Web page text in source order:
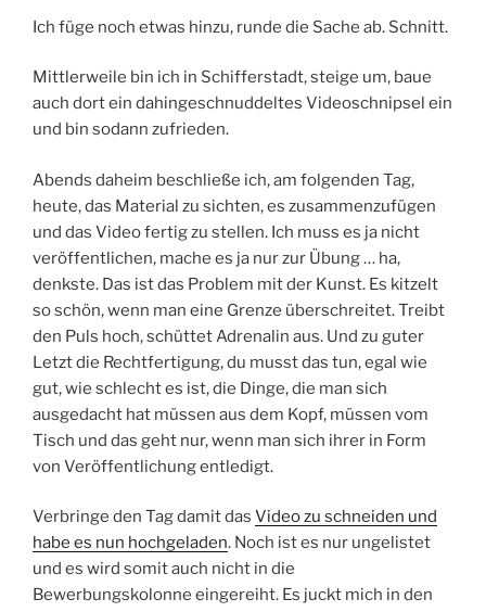
Ich füge noch etwas hinzu, runde die Sache ab. Schnitt.
Mittlerweile bin ich in Schifferstadt, steige um, baue
auch dort ein dahingeschnuddeltes Videoschnipsel ein
und bin sodann zufrieden.
Abends daheim beschließe ich, am folgenden Tag,
heute, das Material zu sichten, es zusammenzufügen
und das Video fertig zu stellen. Ich muss es ja nicht
veröffentlichen, mache es ja nur zur Übung … ha,
denkste. Das ist das Problem mit der Kunst. Es kitzelt
so schön, wenn man eine Grenze überschreitet. Treibt
den Puls hoch, schüttet Adrenalin aus. Und zu guter
Letzt die Rechtfertigung, du musst das tun, egal wie
gut, wie schlecht es ist, die Dinge, die man sich
ausgedacht hat müssen aus dem Kopf, müssen vom
Tisch und das geht nur, wenn man sich ihrer in Form
von Veröffentlichung entledigt.
Verbringe den Tag damit das Video zu schneiden und
habe es nun hochgeladen. Noch ist es nur ungelistet
und es wird somit auch nicht in die
Bewerbungskolonne eingereiht. Es juckt mich in den